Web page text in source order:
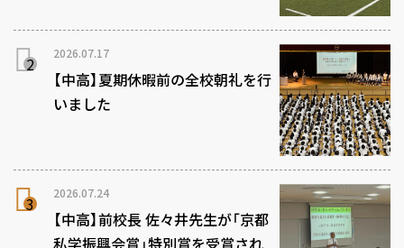
2026.07.17
【中高】夏期休暇前の全校朝礼を行
いました
2026.07.24
【中高】前校長 佐々井先生が「京都
私学振興会賞」特別賞を受賞され